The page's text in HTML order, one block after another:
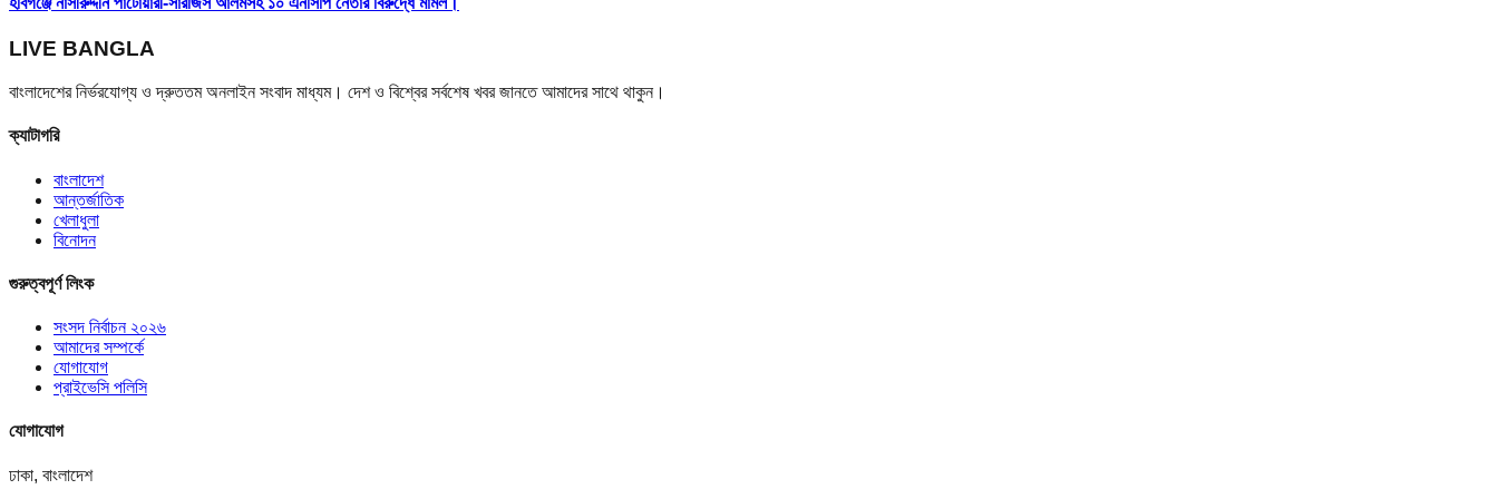
LIVE BANGLA
বাংলাদেশের নির্ভরযোগ্য ও দ্রুততম অনলাইন সংবাদ মাধ্যম। দেশ ও বিশ্বের সর্বশেষ খবর জানতে আমাদের সাথে থাকুন।
ক্যাটাগরি
বাংলাদেশ
আন্তর্জাতিক
খেলাধুলা
বিনোদন
গুরুত্বপূর্ণ লিংক
সংসদ নির্বাচন ২০২৬
আমাদের সম্পর্কে
যোগাযোগ
প্রাইভেসি পলিসি
যোগাযোগ
ঢাকা, বাংলাদেশ